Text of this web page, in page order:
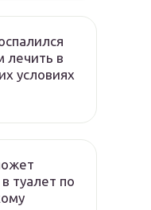
лечить в
условиях
туалет по